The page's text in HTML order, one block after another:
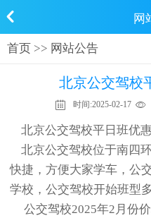
网
首页>> 网站公告
北京公交驾校
时间:2025-02-17
北京公交驾校平日班优
北京公交驾校位于南四
快捷，方便大家学车，公
学校，公交驾校开始班型
公交驾校2025年2月份